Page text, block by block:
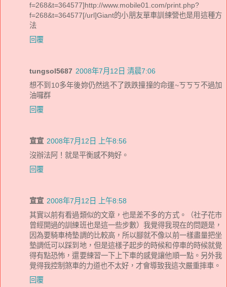
f=268&t=364577]http://www.mobile01.com/print.php?
f=268&t=364577[/url]Giant的小朋友單車訓練營也是用這種方
法
回覆
tungsol5687 2008年7月12日 清晨7:06
想不到10多年後妳仍然逃不了跌跌撞撞的命運~ㄎㄎㄎ不過加
油囉群
回覆
宣宣 2008年7月12日 上午8:56
沒辦法阿！就是平衡感不夠好。
回覆
宣宣 2008年7月12日 上午8:58
其實以前有看過類似的文章，也是差不多的方式。（社子花市
曾經開過的訓練班也是這一些步數）我覺得我現在的問題是，
因為要騎車椅墊調的比較高，所以腳就不像以前一樣盡量把坐
墊調低可以踩到地，但是這樣子起步的時候和停車的時候就覺
得有點恐怖，還要練習一下上下車的感覺讓他順一點。另外我
覺得我控制煞車的力道也不太好，才會導致我這次嚴重摔車。
回覆